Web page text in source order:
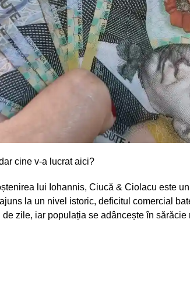
cine v-a lucrat aici?
lui Iohannis, Ciucă & Ciolacu este
la un nivel istoric, deficitul comercial
zile, iar populația se adâncește în sărăcie